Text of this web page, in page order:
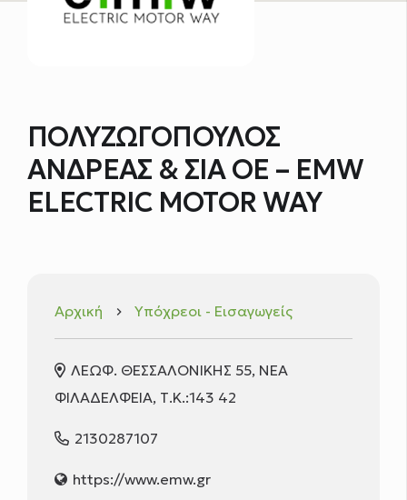
ΠΟΛΥΖΩΓΟΠΟΥΛΟΣ
ΑΝΔΡΕΑΣ & ΣΙΑ ΟΕ – EMW
ELECTRIC MOTOR WAY
Αρχική keyboard_arrow_right Υπόχρεοι - Εισαγωγείς
ΛΕΩΦ. ΘΕΣΣΑΛΟΝΙΚΗΣ 55, ΝΕΑ
ΦΙΛΑΔΕΛΦΕΙΑ, Τ.Κ.:143 42
2130287107
https://www.emw.gr